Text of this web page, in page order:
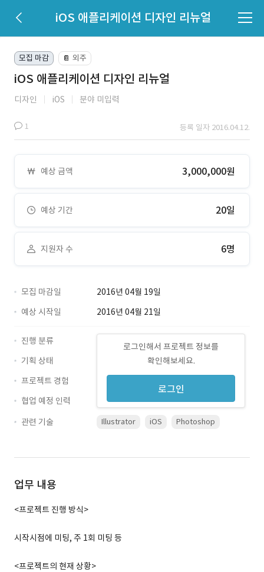
iOS 애플리케이션 디자인 리뉴얼
모집 마감 📔 외주
iOS 애플리케이션 디자인 리뉴얼
디자인 iOS 분야 미입력
1 등록 일자 2016.04.12.
예상 금액 3,000,000원
예상 기간 20일
지원자 수 6명
모집 마감일
2016년 04월 19일
예상 시작일
2016년 04월 21일
로그인해서 프로젝트 정보를
확인해보세요.
로그인
진행 분류
기획 상태
프로젝트 경험
협업 예정 인력
관련 기술
Illustrator iOS Photoshop
업무 내용
<프로젝트 진행 방식>
시작시점에 미팅, 주 1회 미팅 등
<프로젝트의 현재 상황>